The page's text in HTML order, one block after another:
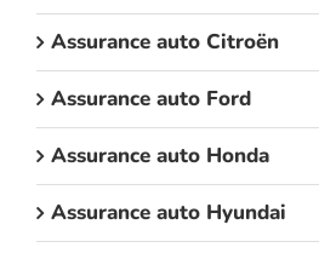
Assurance auto Citroën
Assurance auto Ford
Assurance auto Honda
Assurance auto Hyundai